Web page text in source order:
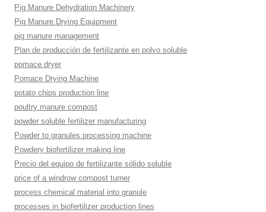
Pig Manure Dehydration Machinery
Pig Manure Drying Equipment
pig manure management
Plan de producción de fertilizante en polvo soluble
pomace dryer
Pomace Drying Machine
potato chips production line
poultry manure compost
powder soluble fertilizer manufacturing
Powder to granules processing machine
Powdery biofertilizer making line
Precio del equipo de fertilizante sólido soluble
price of a windrow compost turner
process chemical material into granule
processes in biofertilizer production lines